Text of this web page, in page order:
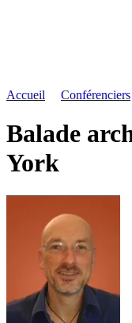
Accueil Conférenciers
Balade
York